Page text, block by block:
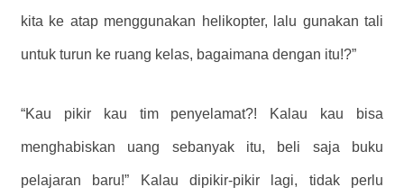
kita ke atap menggunakan helikopter, lalu gunakan tali
untuk turun ke ruang kelas, bagaimana dengan itu!?”
“Kau pikir kau tim penyelamat?! Kalau kau bisa
menghabiskan uang sebanyak itu, beli saja buku
pelajaran baru!” Kalau dipikir-pikir lagi, tidak perlu